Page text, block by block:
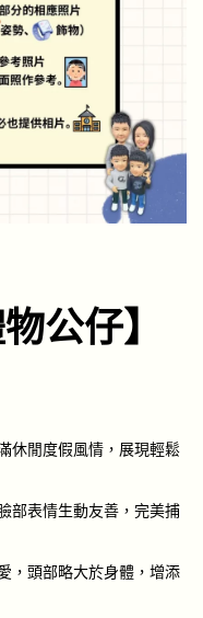
公仔】
休閒度假風情，展現輕鬆
部表情生動友善，完美捕
，頭部略大於身體，增添